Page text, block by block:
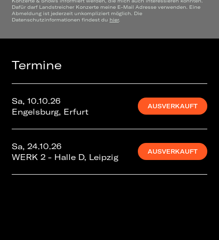
Dafür darf Landstreicher Konzerte meine E-Mail Adresse verwenden. Eine
Abmeldung ist jederzeit unkompliziert möglich. Die
Datenschutzinformationen findest du hier.
Termine
Sa, 10.10.26
Engelsburg, Erfurt
AUSVERKAUFT
Sa, 24.10.26
WERK 2 - Halle D, Leipzig
AUSVERKAUFT